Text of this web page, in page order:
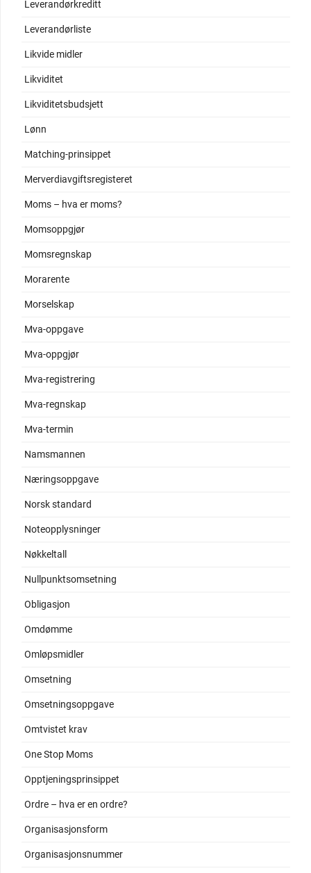
Leverandørkreditt
Leverandørliste
Likvide midler
Likviditet
Likviditetsbudsjett
Lønn
Matching-prinsippet
Merverdiavgiftsregisteret
Moms – hva er moms?
Momsoppgjør
Momsregnskap
Morarente
Morselskap
Mva-oppgave
Mva-oppgjør
Mva-registrering
Mva-regnskap
Mva-termin
Namsmannen
Næringsoppgave
Norsk standard
Noteopplysninger
Nøkkeltall
Nullpunktsomsetning
Obligasjon
Omdømme
Omløpsmidler
Omsetning
Omsetningsoppgave
Omtvistet krav
One Stop Moms
Opptjeningsprinsippet
Ordre – hva er en ordre?
Organisasjonsform
Organisasjonsnummer